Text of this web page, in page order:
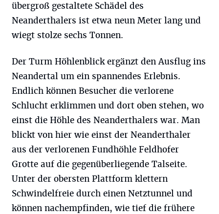
übergroß gestaltete Schädel des
Neanderthalers ist etwa neun Meter lang und
wiegt stolze sechs Tonnen.
Der Turm Höhlenblick ergänzt den Ausflug ins
Neandertal um ein spannendes Erlebnis.
Endlich können Besucher die verlorene
Schlucht erklimmen und dort oben stehen, wo
einst die Höhle des Neanderthalers war. Man
blickt von hier wie einst der Neanderthaler
aus der verlorenen Fundhöhle Feldhofer
Grotte auf die gegenüberliegende Talseite.
Unter der obersten Plattform klettern
Schwindelfreie durch einen Netztunnel und
können nachempfinden, wie tief die frühere